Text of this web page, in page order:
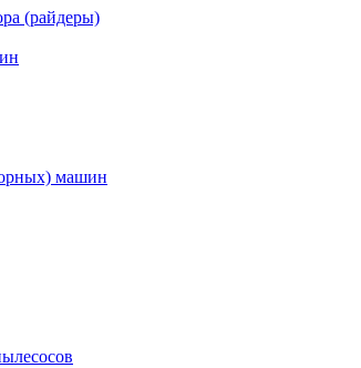
(райдеры)
машин